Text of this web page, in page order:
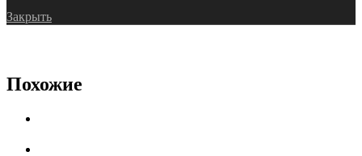
Закрыть
Похожие